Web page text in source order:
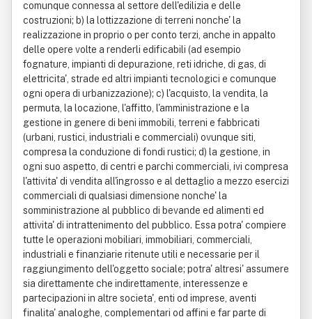
comunque connessa al settore dell'edilizia e delle
costruzioni; b) la lottizzazione di terreni nonche' la
realizzazione in proprio o per conto terzi, anche in appalto
delle opere volte a renderli edificabili (ad esempio
fognature, impianti di depurazione, reti idriche, di gas, di
elettricita', strade ed altri impianti tecnologici e comunque
ogni opera di urbanizzazione); c) l'acquisto, la vendita, la
permuta, la locazione, l'affitto, l'amministrazione e la
gestione in genere di beni immobili, terreni e fabbricati
(urbani, rustici, industriali e commerciali) ovunque siti,
compresa la conduzione di fondi rustici; d) la gestione, in
ogni suo aspetto, di centri e parchi commerciali, ivi compresa
l'attivita' di vendita all'ingrosso e al dettaglio a mezzo esercizi
commerciali di qualsiasi dimensione nonche' la
somministrazione al pubblico di bevande ed alimenti ed
attivita' di intrattenimento del pubblico. Essa potra' compiere
tutte le operazioni mobiliari, immobiliari, commerciali,
industriali e finanziarie ritenute utili e necessarie per il
raggiungimento dell'oggetto sociale; potra' altresi' assumere
sia direttamente che indirettamente, interessenze e
partecipazioni in altre societa', enti od imprese, aventi
finalita' analoghe, complementari od affini e far parte di